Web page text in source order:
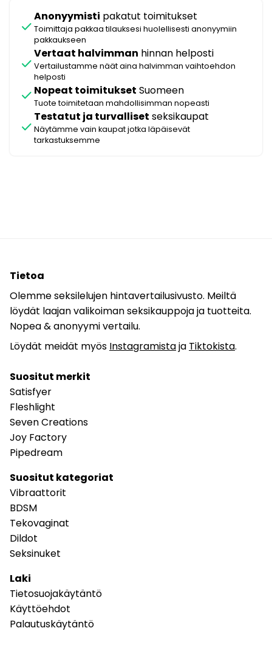
check
Anonyymisti pakatut toimitukset
Toimittaja pakkaa tilauksesi huolellisesti anonyymiin
pakkaukseen
check
Vertaat halvimman hinnan helposti
Vertailustamme näät aina halvimman vaihtoehdon
helposti
check Nopeat toimitukset Suomeen
Tuote toimitetaan mahdollisimman nopeasti
check
Testatut ja turvalliset seksikaupat
Näytämme vain kaupat jotka läpäisevät
tarkastuksemme
Tietoa
Olemme seksilelujen hintavertailusivusto. Meiltä
löydät laajan valikoiman seksikauppoja ja tuotteita.
Nopea & anonyymi vertailu.
Löydät meidät myös Instagramistaja Tiktokista.
Suositut merkit
Satisfyer
Fleshlight
Seven Creations
Joy Factory
Pipedream
Suositut kategoriat
Vibraattorit
BDSM
Tekovaginat
Dildot
Seksinuket
Laki
Tietosuojakäytäntö
Käyttöehdot
Palautuskäytäntö